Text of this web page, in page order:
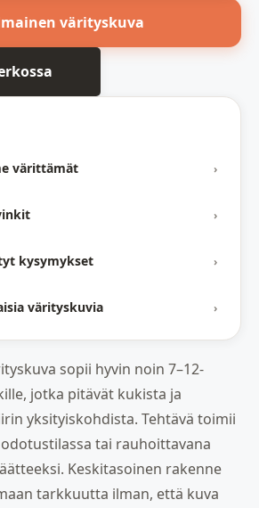
värittämät ›
›
kysymykset ›
värityskuvia ›
värityskuva
sopii hyvin noin 7–12-
jotka pitävät kukista ja
yksityiskohdista. Tehtävä toimii
tai rauhoittavana
Keskitasoinen rakenne
tarkkuutta ilman, että kuva